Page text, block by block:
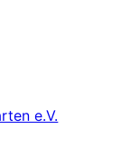
e.V.